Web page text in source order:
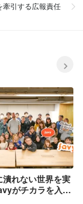
引する広報責任
潰れない世界を実
がチカラを入れ